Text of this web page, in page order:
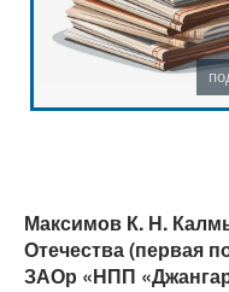
Максимов К. Н.
Отечества (первая
ЗАОр «НПП